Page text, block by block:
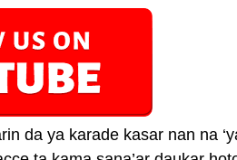
(@atiku)
da ya karade kasar nan na